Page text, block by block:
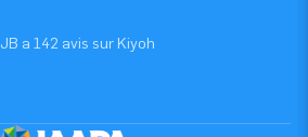
JB a 142 avis sur Kiyoh